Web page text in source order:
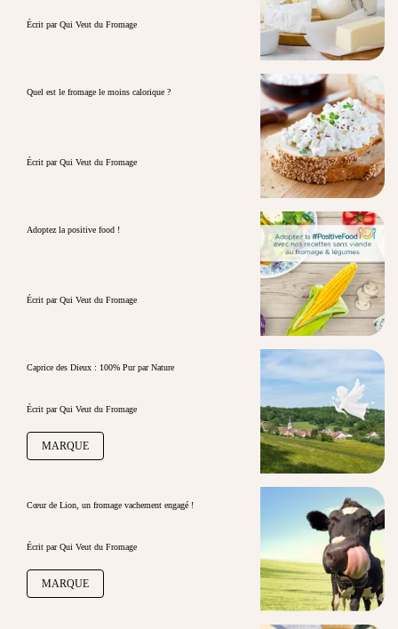
Écrit par Qui Veut du Fromage
Quel est le fromage le moins calorique ?
Écrit par Qui Veut du Fromage
Adoptez la positive food !
Écrit par Qui Veut du Fromage
Caprice des Dieux : 100% Pur par Nature
Écrit par Qui Veut du Fromage
MARQUE
Cœur de Lion, un fromage vachement engagé !
Écrit par Qui Veut du Fromage
MARQUE